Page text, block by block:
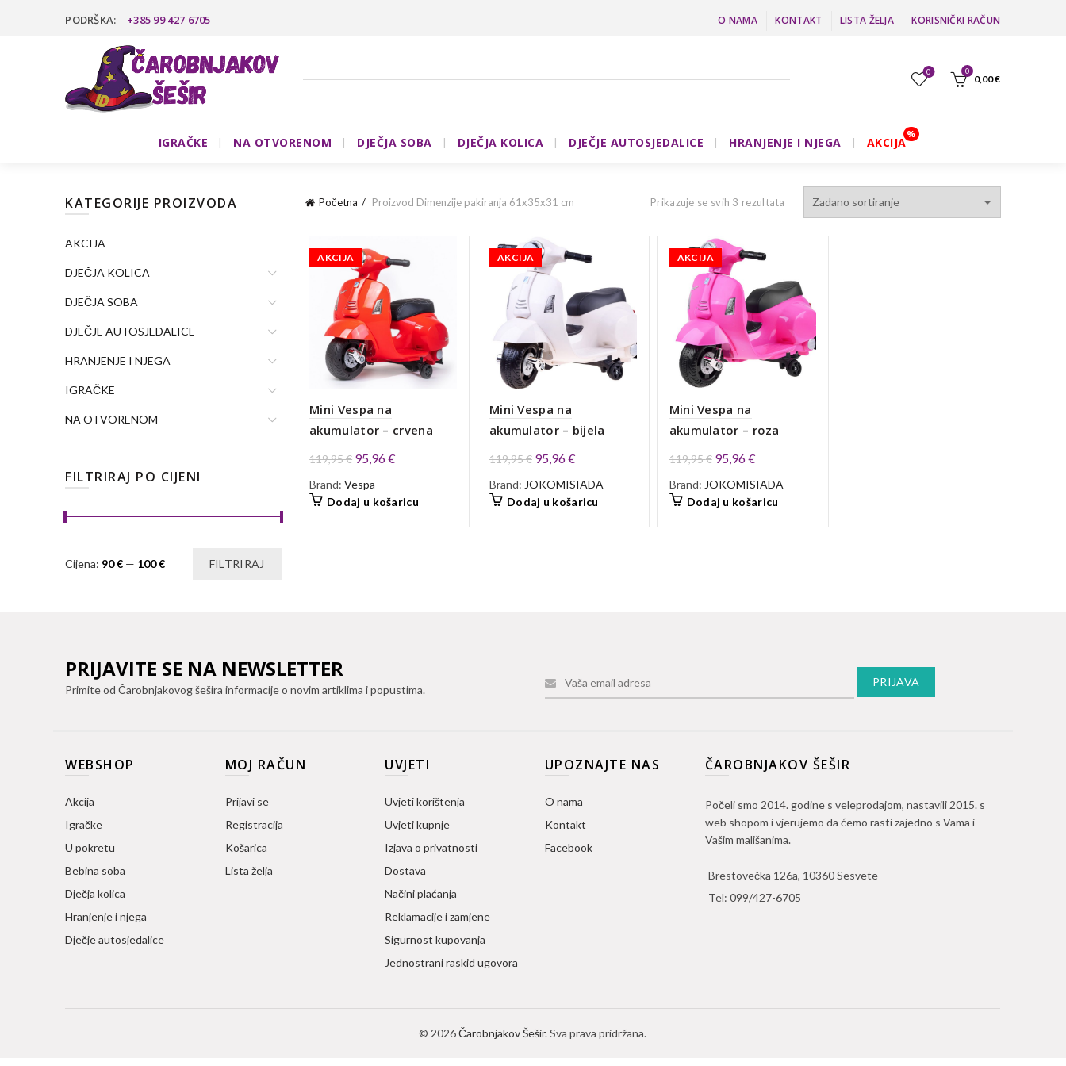
PODRŠKA: +385 99 427 6705 O NAMA KONTAKT LISTA ŽELJA KORISNIČKI RAČUN
0 0
0,00€
IGRAČKE NA OTVORENOM DJEČJA SOBA DJEČJA KOLICA DJEČJE AUTOSJEDALICE HRANJENJE I NJEGA AKCIJA
Početna Proizvod Dimenzije pakiranja 61x35x31 cm Prikazuje se svih 3 rezultata
AKCIJA
Mini Vespa na
akumulator – crvena
119,95€ Izvorna
bila
95,96€
je:
Brand:Vespa
Dodaj u košaricu
AKCIJA
Mini Vespa na
akumulator – bijela
119,95€ Izvorna
cijena
bila
95,96€Trenutna
cijena
je:
Brand: JOKOMISIADA
Dodaj u košaricu
AKCIJA
Mini Vespa na
akumulator – roza
119,95€ Izvorna
cijena
bila
95,96€Trenutna
cijena
je:
Brand: JOKOMISIADA
Dodaj u košaricu
KATEGORIJE PROIZVODA
AKCIJA
DJEČJA KOLICA
DJEČJA SOBA
DJEČJE AUTOSJEDALICE
HRANJENJE I NJEGA
IGRAČKE
NA OTVORENOM
FILTRIRAJ PO CIJENI
Min
Maks
FILTRIRAJ
Cijena: 90 € — 100 €
PRIJAVITE SE NA NEWSLETTER
Primite od Čarobnjakovog šešira informacije o novim artiklima i popustima.
WEBSHOP
Akcija
Igračke
U pokretu
Bebina soba
Dječja kolica
Hranjenje i njega
Dječje autosjedalice
MOJ RAČUN
Prijavi se
Registracija
Košarica
Lista želja
UVJETI
Uvjeti korištenja
Uvjeti kupnje
Izjava o privatnosti
Dostava
Načini plaćanja
Reklamacije i zamjene
Sigurnost kupovanja
Jednostrani raskid ugovora
UPOZNAJTE NAS
O nama
Kontakt
Facebook
ČAROBNJAKOV ŠEŠIR
Počeli smo 2014. godine s veleprodajom, nastavili 2015. s
web shopom i vjerujemo da ćemo rasti zajedno s Vama i
Vašim mališanima.
Brestovečka 126a, 10360 Sesvete
Tel: 099/427-6705
© 2026Čarobnjakov Šešir. Sva prava pridržana.